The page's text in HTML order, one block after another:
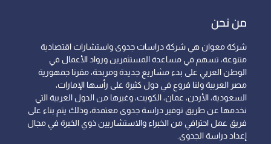
من نحن
شركة معوان هي شركة دراسات جدوى واستشارات اقتصادية
متنوعة، تسهم في مساعدة المستثمرين ورواد الأعمال في
الوطن العربي على بدء مشاريع جديدة ومربحة، مقرنا جمهورية
مصر العربية ولنا فروع في دول كثيرة على رأسها الإمارات،
السعودية، الأردن، عمان، الكويت، وغيرها من الدول العربية التي
نخدمها عن طريق توفير دراسة جدوى معتمدة، وذلك يتم بناء على
فريق عمل احترافي من الخبراء والاستشاريين ذوي الخبرة في مجال
إعداد دراسة الجدوى.